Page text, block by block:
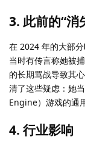
3. 此前的“消
在 2024 年的大部
当时有传言称她被
的长期骂战导致其
清了这些疑虑：她
Engine）游戏的通
4. 行业影响